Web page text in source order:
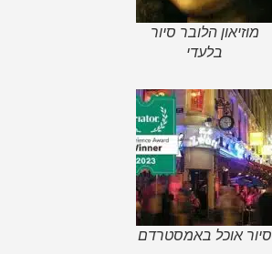
מוזיאון הלובר סיור
בלעדי
סיור אוכל באמסטרדם